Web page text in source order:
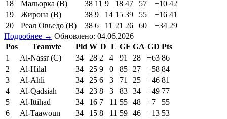
18
Мальорка (В) 38 11 9 18 47 57 −10 42
19
Жирона (В) 38 9 14 15 39 55 −16 41
20
Реал Овьедо (В) 38 6 11 21 26 60 −34 29
Подробнее → Обновлено: 04.06.2026
Pos
Teamvte Pld W D L GF GA GD Pts
1
Al-Nassr (C) 34 28 2 4 91 28 +63 86
2
Al-Hilal 34 25 9 0 85 27 +58 84
3
Al-Ahli 34 25 6 3 71 25 +46 81
4
Al-Qadsiah 34 23 8 3 83 34 +49 77
5
Al-Ittihad 34 16 7 11 55 48 +7
55
6
Al-Taawoun 34 15 8 11 59 46 +13 53